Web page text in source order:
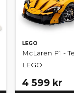
LEGO
McLaren P1 -
LEGO
4 599 kr